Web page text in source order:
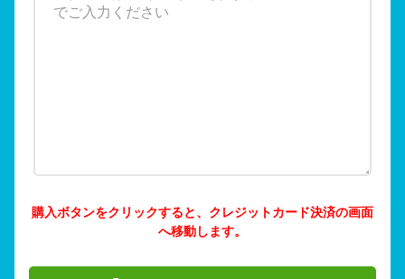
購入ボタンをクリックすると、クレジットカード決済の画面
へ移動します。